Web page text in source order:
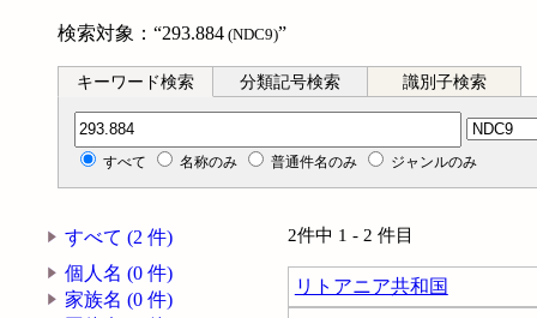
検索対象：“293.884 (NDC9)”
キーワード検索 分類記号検索 識別子検索
分類記号検索
すべて 名称のみ 普通件名のみ ジャンルのみ
すべて (2 件)
個人名 (0 件)
家族名 (0 件)
2件中 1 - 2 件目
リトアニア共和国